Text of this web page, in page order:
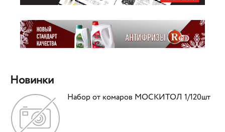
Новинки
Набор от комаров МОСКИТОЛ 1/120шт